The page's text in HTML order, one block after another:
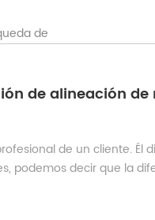
de
de un cliente.
podemos decir que la